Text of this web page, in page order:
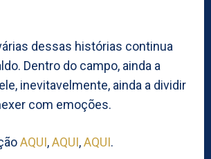
dessas histórias continua
Dentro do campo, ainda a
inevitavelmente, ainda a dividir
com emoções.
AQUI,AQUI,AQUI.